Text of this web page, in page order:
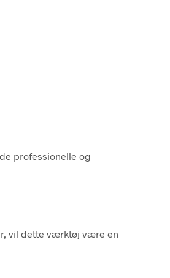
professionelle og
vil dette værktøj være en